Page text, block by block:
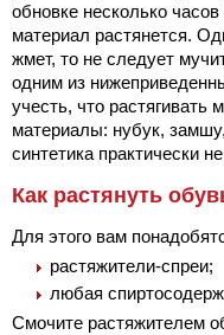
обновке несколько
материал растянется.
жмет, то не следует
одним из
учесть, что растягивать
материалы: нубук,
синтетика практически
Как растянуть
Для этого вам
растяжители-спреи;
любая
Смочите растяжителем